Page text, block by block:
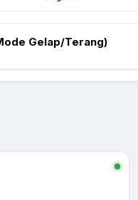
Gelap/Terang)